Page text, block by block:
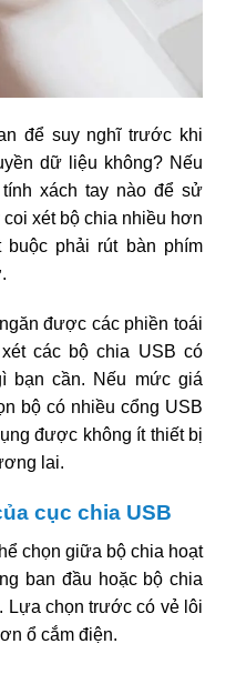
để suy nghĩ trước khi
dữ liệu không? Nếu
xách tay nào để sử
xét bộ chia nhiều hơn
buộc phải rút bàn phím
được các phiền toái
các bộ chia USB có
bạn cần. Nếu mức giá
bộ có nhiều cổng USB
được không ít thiết bị
lai.
cục chia USB
chọn giữa bộ chia hoạt
ban đầu hoặc bộ chia
Lựa chọn trước có vẻ lôi
ổ cắm điện.